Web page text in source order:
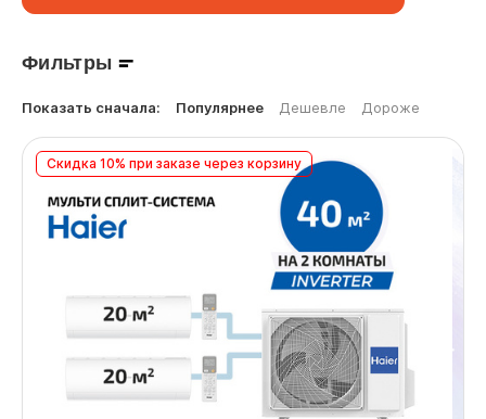
Фильтры
Показать сначала: Популярнее Дешевле Дороже
Скидка 10% при заказе через корзину